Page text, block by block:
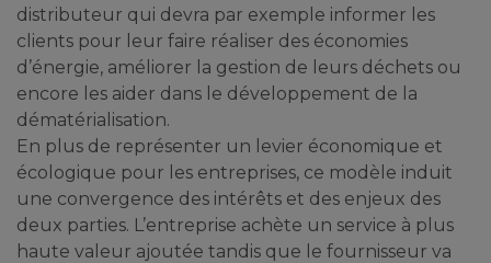
distributeur qui devra par exemple informer les
clients pour leur faire réaliser des économies
d’énergie, améliorer la gestion de leurs déchets ou
encore les aider dans le développement de la
dématérialisation.
En plus de représenter un levier économique et
écologique pour les entreprises, ce modèle induit
une convergence des intérêts et des enjeux des
deux parties. L’entreprise achète un service à plus
haute valeur ajoutée tandis que le fournisseur va